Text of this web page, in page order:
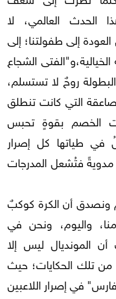
الحدث العالمي، لا
إلى طفولتنا؛ إلى
الشجاع
روحٌ لا تستسلم،
التي كانت تنطلق
الخصم بقوةٍ تحبس
في طياتها كل إصرار
مدويةً فتُشعل المدرجات
ونصدق أن الكرة كوكبٌ
واليوم، ونحن في
أدرك أن المونديال ليس إلا
تلك الحكايات؛ حيث
في إصرار اللاعبين